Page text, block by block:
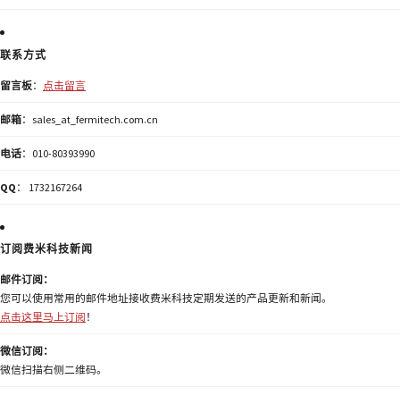
联系方式
留言板： 点击留言
邮箱：sales_at_fermitech.com.cn
电话：010-80393990
QQ ： 1732167264
订阅费米科技新闻
邮件订阅：
您可以使用常用的邮件地址接收费米科技定期发送的产品更新和新闻。
点击这里马上订阅 ！
微信订阅：
微信扫描右侧二维码。